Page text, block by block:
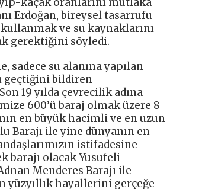
Erdoğan, bireysel tasarrufu
ve su kaynaklarını
gerektiğini söyledi.
sadece su alanına yapılan
geçtiğini bildiren
19 yılda çevrecilik adına
600’ü baraj olmak üzere 8
en büyük hacimli ve en uzun
Barajı ile yine dünyanın en
istifadesine
barajı olacak Yusufeli
Menderes Barajı ile
yüzyıllık hayallerini gerçeğe